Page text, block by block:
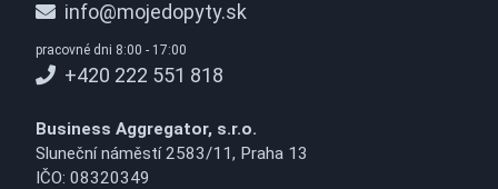
info@mojedopyty.sk
pracovné dni 8:00 - 17:00
+420 222 551 818
Business Aggregator, s.r.o.
Sluneční náměstí 2583/11, Praha 13
IČO: 08320349